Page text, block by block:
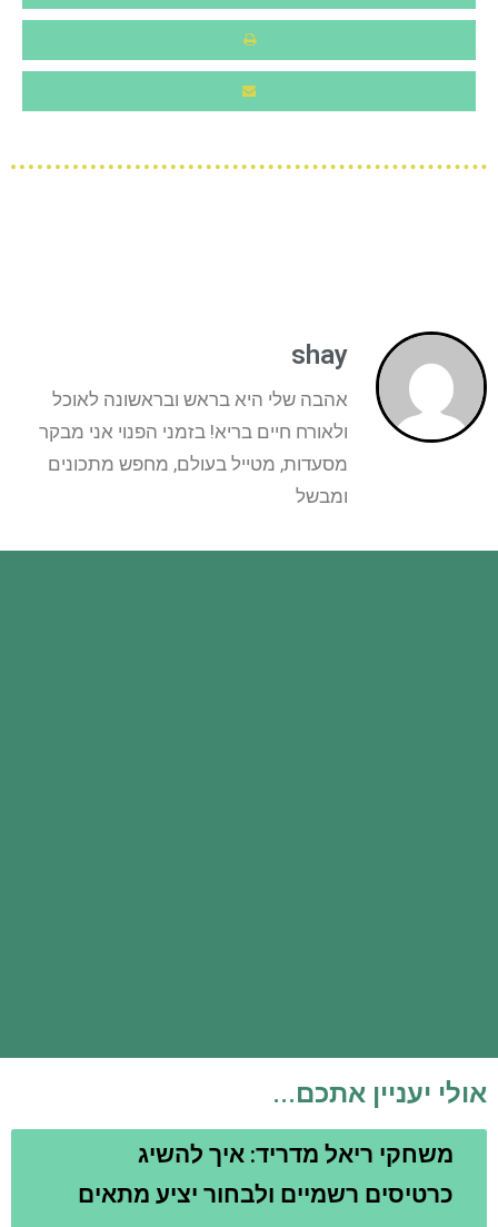
shay
אהבה שלי היא בראש ובראשונה לאוכל
ולאורח חיים בריא! בזמני הפנוי אני מבקר
מסעדות, מטייל בעולם, מחפש מתכונים
ומבשל
אולי יעניין אתכם...
משחקי ריאל מדריד: איך להשיג
כרטיסים רשמיים ולבחור יציע מתאים